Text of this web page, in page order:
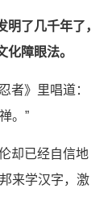
了几千年了，
障眼法。
者》里唱道：
。”
却已经自信地
来学汉字，激